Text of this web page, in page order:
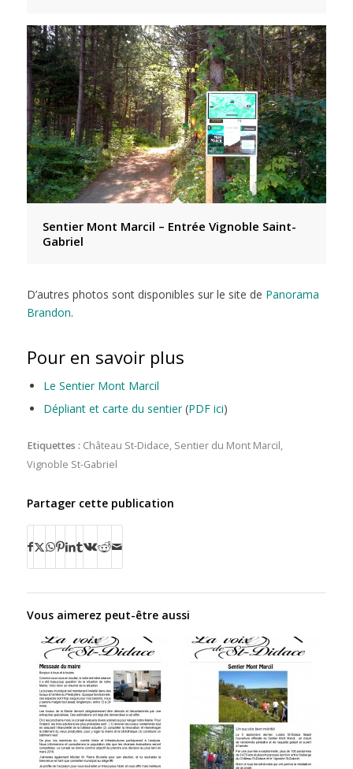
Sentier Mont Marcil – Entrée Vignoble Saint-
Gabriel
D’autres photos sont disponibles sur le site de Panorama
Brandon.
Pour en savoir plus
Le Sentier Mont Marcil
Dépliant et carte du sentier(PDF ici)
Etiquettes : Château St-Didace, Sentier du Mont Marcil,
Vignoble St-Gabriel
Partager cette publication
Vous aimerez peut-être aussi